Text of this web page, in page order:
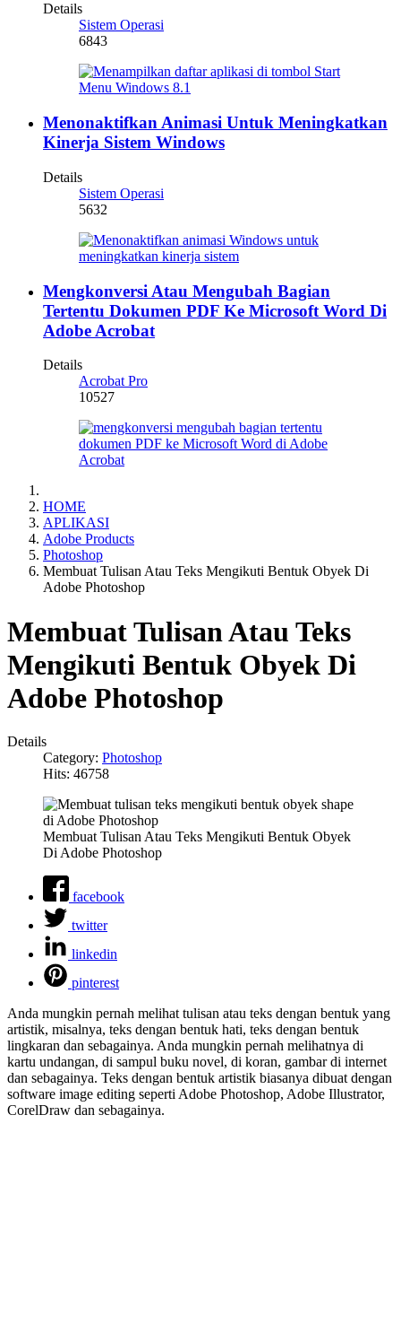
Details
Sistem Operasi
6843
Menonaktifkan Animasi Untuk Meningkatkan
Kinerja Sistem Windows
Details
Sistem Operasi
5632
Mengkonversi Atau Mengubah Bagian
Tertentu Dokumen PDF Ke Microsoft Word Di
Adobe Acrobat
Details
Acrobat Pro
10527
HOME
APLIKASI
Adobe Products
Photoshop
Membuat Tulisan Atau Teks Mengikuti Bentuk Obyek Di
Adobe Photoshop
Membuat Tulisan Atau Teks
Mengikuti Bentuk Obyek Di
Adobe Photoshop
Details
Category: Photoshop
Hits: 46758
Membuat Tulisan Atau Teks Mengikuti Bentuk Obyek
Di Adobe Photoshop
facebook
twitter
linkedin
pinterest
Anda mungkin pernah melihat tulisan atau teks dengan bentuk yang
artistik, misalnya, teks dengan bentuk hati, teks dengan bentuk
lingkaran dan sebagainya. Anda mungkin pernah melihatnya di
kartu undangan, di sampul buku novel, di koran, gambar di internet
dan sebagainya. Teks dengan bentuk artistik biasanya dibuat dengan
software image editing seperti Adobe Photoshop, Adobe Illustrator,
CorelDraw dan sebagainya.